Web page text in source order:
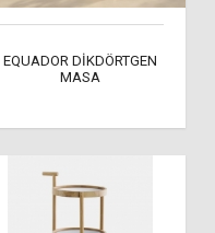
EQUADOR DİKDÖRTGEN
MASA